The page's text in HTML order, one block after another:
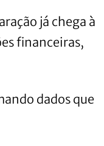
já chega à
financeiras,
dados que